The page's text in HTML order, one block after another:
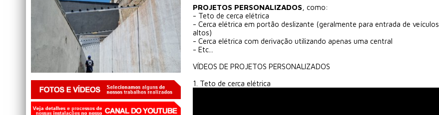
PROJETOS PERSONALIZADOS , como:
- Teto de cerca elétrica
- Cerca elétrica em portão deslizante (geralmente para entrada de veículos
altos)
- Cerca elétrica com derivação utilizando apenas uma central
- Etc...
VÍDEOS DE PROJETOS PERSONALIZADOS
1. Teto de cerca elétrica